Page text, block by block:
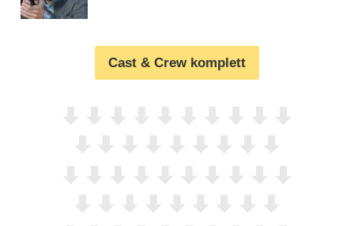
Cast & Crew komplett